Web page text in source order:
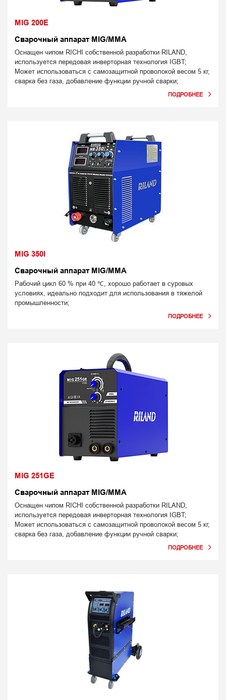
MIG 200E
Сварочный аппарат MIG/MMA
Оснащен чипом RICHI собственной разработки RILAND,
используется передовая инверторная технология IGBT;
Может использоваться с самозащитной проволокой весом 5 кг,
сварка без газа, добавление функции ручной сварки;
MIG 350I
Сварочный аппарат MIG/MMA
Рабочий цикл 60 % при 40 ℃, хорошо работает в суровых
условиях, идеально подходит для использования в тяжелой
промышленности;
MIG 251GE
Сварочный аппарат MIG/MMA
Оснащен чипом RICHI собственной разработки RILAND,
используется передовая инверторная технология IGBT;
Может использоваться с самозащитной проволокой весом 5 кг,
сварка без газа, добавление функции ручной сварки;